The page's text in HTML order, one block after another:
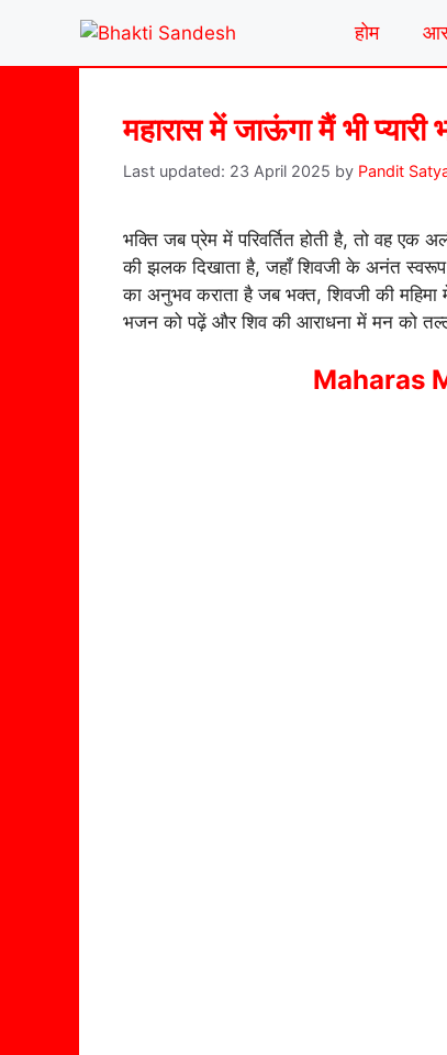
content
होम
महारास में जाऊंगा मैं भी
23 April 2025 by Pandit
भक्ति जब प्रेम में परिवर्तित होती है, तो वह एक
की झलक दिखाता है, जहाँ शिवजी के अनंत
का अनुभव कराता है जब भक्त, शिवजी की
भजन को पढ़ें और शिव की आराधना में मन को
Maharas